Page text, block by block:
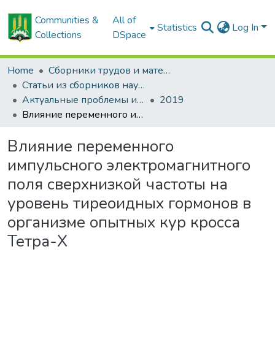
Communities &
Collections
All of
DSpace
Statistics Log In
Home
Сборники трудов и материалов конференций
Статьи из сборников научных трудов
Актуальные проблемы интенсивного развития животноводства: сб. науч. тр.
2019
Влияние переменного импульсного электромагнитного поля сверхнизкой частоты на уровень тиреоидных гормонов в организме опытных кур кросса Тетра-Х
Влияние переменного
импульсного электромагнитного
поля сверхнизкой частоты на
уровень тиреоидных гормонов в
организме опытных кур кросса
Тетра-Х